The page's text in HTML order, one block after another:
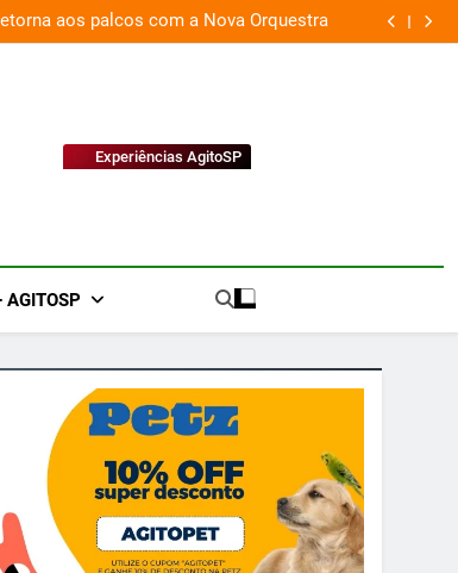
aos palcos com a Nova Orquestra Cobasi
Experiências AgitoSP
AGITOSP